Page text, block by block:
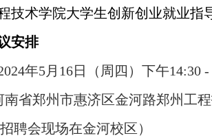
技术学院大学生创新创业就业指
安排
年5月16日（周四）下午14:30 -
南省郑州市惠济区金河路郑州工
聘会现场在金河校区）